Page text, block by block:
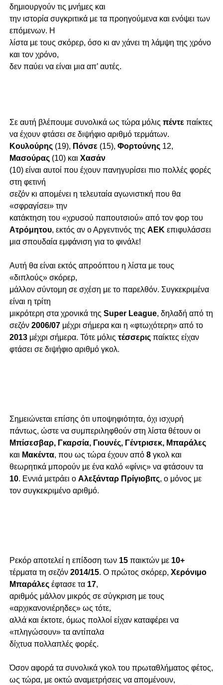
δημιουργούν τις μνήμες και
την ιστορία συγκριτικά με τα προηγούμενα και ενόψει των
επόμενων. Η
λίστα με τους σκόρερ, όσο κι αν χάνει τη λάμψη της χρόνο
και τον χρόνο,
δεν παύει να είναι μια απ’ αυτές.
Σε αυτή βλέπουμε συνολικά ως τώρα μόλις πέντεπαίκτες
να έχουν φτάσει σε διψήφιο αριθμό τερμάτων.
Κουλούρης(19), Πόνσε(15), Φορτούνης12,
Μασούρας(10) και Χασάν
(10) είναι αυτοί που έχουν πανηγυρίσει πιο πολλές φορές
στη φετινή
σεζόν κι απομένει η τελευταία αγωνιστική που θα
«σφραγίσει» την
κατάκτηση του «χρυσού παπουτσιού» από τον φορ του
Ατρόμητου, εκτός αν ο Αργεντινός της ΑΕΚεπιφυλάσσει
μια σπουδαία εμφάνιση για το φινάλε!
Αυτή θα είναι εκτός απροόπτου η λίστα με τους
«διπλούς» σκόρερ,
μάλλον σύντομη σε σχέση με το παρελθόν. Συγκεκριμένα
είναι η τρίτη
μικρότερη στα χρονικά της Super League, δηλαδή από τη
σεζόν2006/07μέχρι σήμερα και η «φτωχότερη» από το
2013μέχρι σήμερα. Τότε μόλις τέσσεριςπαίκτες είχαν
φτάσει σε διψήφιο αριθμό γκολ.
Σημειώνεται επίσης ότι υποψηφιότητα, όχι ισχυρή
πάντως, ώστε να συμπεριληφθούν στη λίστα θέτουν οι
Μπίσεσβαρ, Γκαρσία, Γιουνές, Γέντρισεκ, Μπαράλες
και Μακέντα, που ως τώρα έχουν από 8γκολ και
θεωρητικά μπορούν με ένα καλό «φίνις» να φτάσουν τα
10. Εννιά μετράει ο Αλεξάνταρ Πρίγιοβιτς, ο μόνος με
τον συγκεκριμένο αριθμό.
Ρεκόρ αποτελεί η επίδοση των 15παικτών με 10+
τέρματα τη σεζόν 2014/15. Ο πρώτος σκόρερ, Χερόνιμο
Μπαράλεςέφτασε τα 17,
αριθμός μάλλον μικρός σε σύγκριση με τους
«αρχικανονιέρηδες» ως τότε,
αλλά και έκτοτε, όμως πολλοί είχαν καταφέρει να
«πληγώσουν» τα αντίπαλα
δίχτυα πολλαπλές φορές.
Όσον αφορά τα συνολικά γκολ του πρωταθλήματος φέτος,
ως τώρα, με οκτώ αναμετρήσεις να απομένουν,